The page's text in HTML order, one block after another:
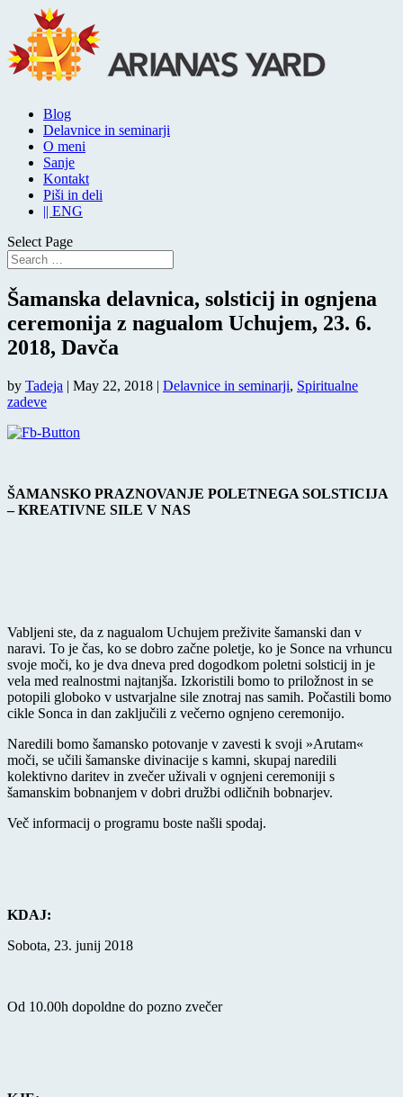
Blog
Delavnice in seminarji
O meni
Sanje
Kontakt
Piši in deli
|| ENG
Select Page
Šamanska delavnica, solsticij in ognjena
ceremonija z nagualom Uchujem, 23. 6.
2018, Davča
by Tadeja | May 22, 2018 | Delavnice in seminarji, Spiritualne
zadeve
ŠAMANSKO PRAZNOVANJE POLETNEGA SOLSTICIJA
– KREATIVNE SILE V NAS
Vabljeni ste, da z nagualom Uchujem preživite šamanski dan v
naravi. To je čas, ko se dobro začne poletje, ko je Sonce na vrhuncu
svoje moči, ko je dva dneva pred dogodkom poletni solsticij in je
vela med realnostmi najtanjša. Izkoristili bomo to priložnost in se
potopili globoko v ustvarjalne sile znotraj nas samih. Počastili bomo
cikle Sonca in dan zaključili z večerno ognjeno ceremonijo.
Naredili bomo šamansko potovanje v zavesti k svoji »Arutam«
moči, se učili šamanske divinacije s kamni, skupaj naredili
kolektivno daritev in zvečer uživali v ognjeni ceremoniji s
šamanskim bobnanjem v dobri družbi odličnih bobnarjev.
Več informacij o programu boste našli spodaj.
KDAJ:
Sobota, 23. junij 2018
Od 10.00h dopoldne do pozno zvečer